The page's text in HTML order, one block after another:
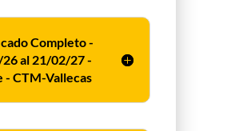
Completo -
al 21/02/27 -
- CTM-Vallecas